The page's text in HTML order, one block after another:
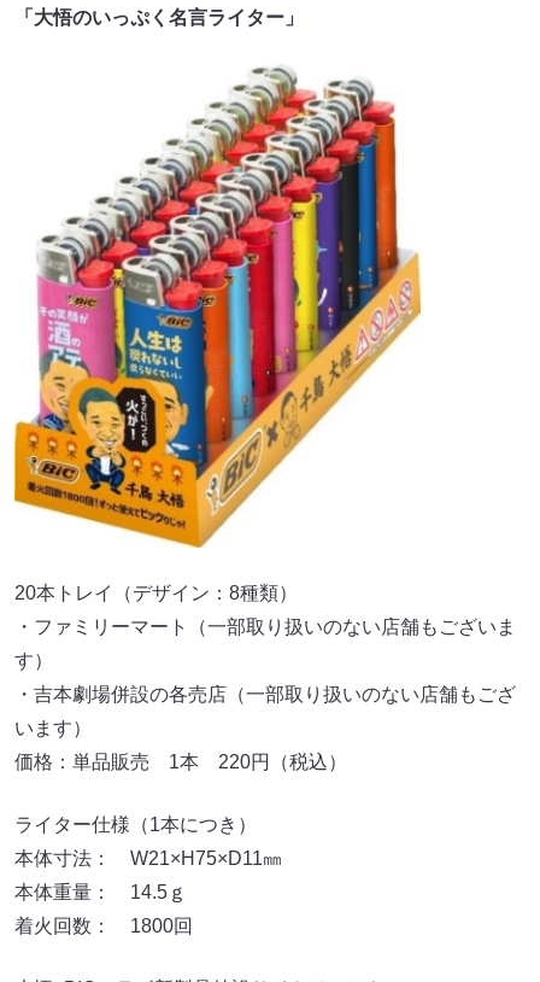
「大悟のいっぷく名言ライター」
20本トレイ（デザイン：8種類）
・ファミリーマート（一部取り扱いのない店舗もございま
す）
・吉本劇場併設の各売店（一部取り扱いのない店舗もござ
います）
価格：単品販売 1本 220円（税込）
ライター仕様（1本につき）
本体寸法： W21×H75×D11㎜
本体重量： 14.5ｇ
着火回数： 1800回